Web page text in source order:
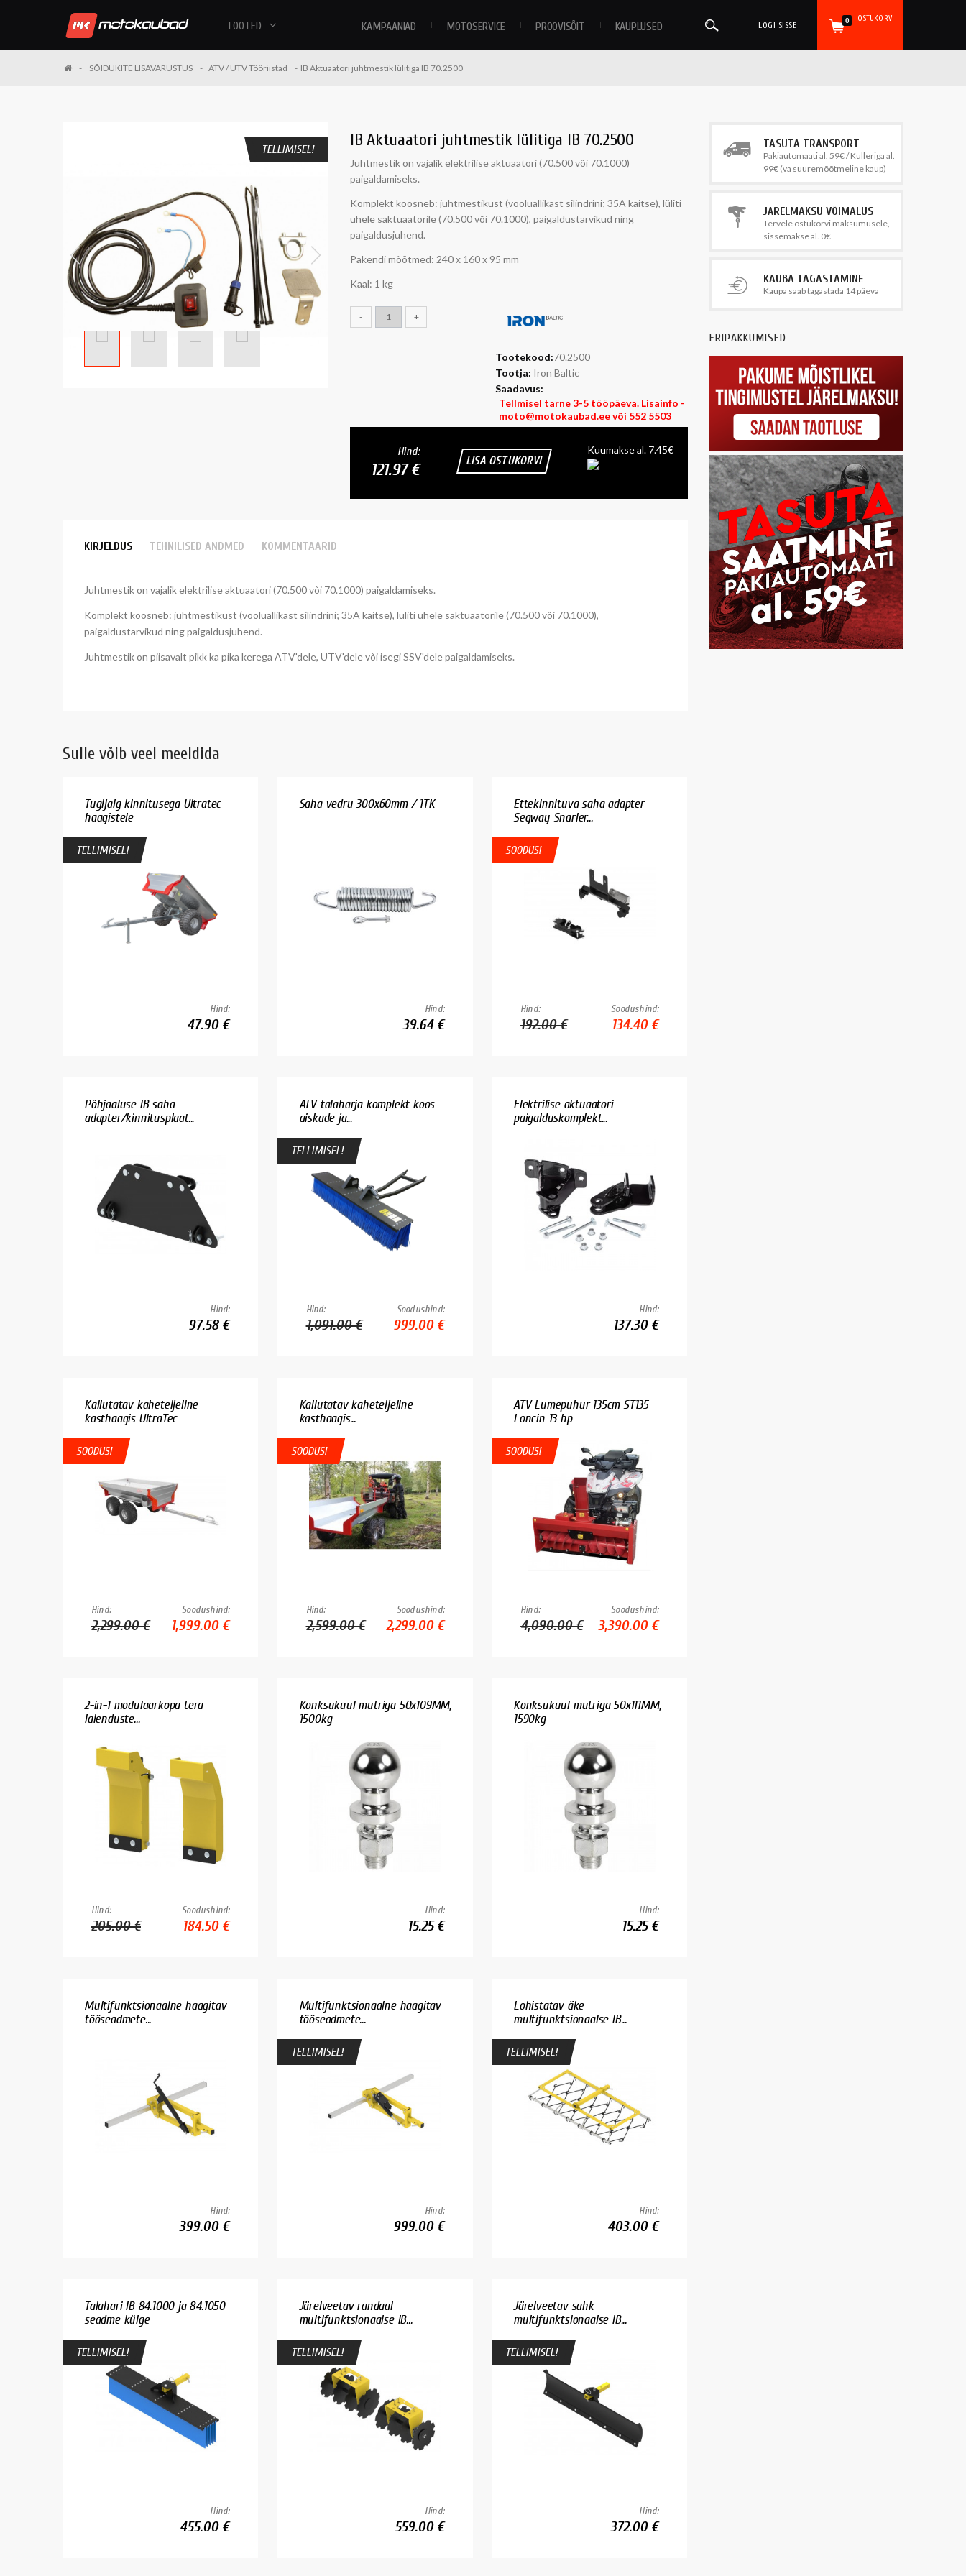
OSTUKORV
0
LOGI SISSE
KAMPAANIAD MOTOSERVICE PROOVISÕIT KAUPLUSED
TOOTED
SÕIDUKITE LISAVARUSTUS ATV / UTV Tööriistad IB Aktuaatori juhtmestik lülitiga IB 70.2500
TASUTA TRANSPORT
Pakiautomaati al. 59€ / Kulleriga al.
99€ (va suuremõõtmeline kaup)
JÄRELMAKSU VÕIMALUS
Tervele ostukorvi maksumusele,
sissemakse al. 0€
KAUBA TAGASTAMINE
Kaupa saab tagastada 14 päeva
ERIPAKKUMISED
TELLIMISEL! IB Aktuaatori juhtmestik lülitiga IB 70.2500
Juhtmestik on vajalik elektrilise aktuaatori (70.500 või 70.1000)
paigaldamiseks.
Komplekt koosneb: juhtmestikust (vooluallikast silindrini; 35A kaitse), lüliti
ühele saktuaatorile (70.500 või 70.1000), paigaldustarvikud ning
paigaldusjuhend.
Pakendi mõõtmed: 240 x 160 x 95 mm
Kaal: 1 kg
Tootekood:70.2500
Tootja: Iron Baltic
Saadavus:
Tellmisel tarne 3-5 tööpäeva. Lisainfo -
moto@motokaubad.ee või 552 5503
- +
Hind:
121.97 €
Kuumakse al. 7.45€
LISA OSTUKORVI
KIRJELDUS TEHNILISED ANDMED KOMMENTAARID
Juhtmestik on vajalik elektrilise aktuaatori (70.500 või 70.1000) paigaldamiseks.
Komplekt koosneb: juhtmestikust (vooluallikast silindrini; 35A kaitse), lüliti ühele saktuaatorile (70.500 või 70.1000),
paigaldustarvikud ning paigaldusjuhend.
Juhtmestik on piisavalt pikk ka pika kerega ATV'dele, UTV'dele või isegi SSV'dele paigaldamiseks.
Sulle võib veel meeldida
Tugijalg kinnitusega Ultratec
haagistele
TELLIMISEL!
Hind:
47.90 €
Saha vedru 300x60mm / 1TK
Hind:
39.64 €
Ettekinnituva saha adapter
Segway Snarler...
SOODUS!
Hind:
192.00 €
Soodushind:
134.40 €
Põhjaaluse IB saha
adapter/kinnitusplaat...
Hind:
97.58 €
ATV talaharja komplekt koos
aiskade ja...
TELLIMISEL!
Hind:
1,091.00 €
Soodushind:
999.00 €
Elektrilise aktuaatori
paigalduskomplekt...
Hind:
137.30 €
Kallutatav kaheteljeline
kasthaagis UltraTec
SOODUS!
Hind:
2,299.00 €
Soodushind:
1,999.00 €
Kallutatav kaheteljeline
kasthaagis...
SOODUS!
Hind:
2,599.00 €
Soodushind:
2,299.00 €
ATV Lumepuhur 135cm ST135
Loncin 13 hp
SOODUS!
Hind:
4,090.00 €
Soodushind:
3,390.00 €
2-in-1 modulaarkopa tera
laienduste...
Hind:
205.00 €
Soodushind:
184.50 €
Konksukuul mutriga 50x109MM,
1500kg
Hind:
15.25 €
Konksukuul mutriga 50x111MM,
1590kg
Hind:
15.25 €
Multifunktsionaalne haagitav
tööseadmete...
Hind:
399.00 €
Multifunktsionaalne haagitav
tööseadmete...
TELLIMISEL!
Hind:
999.00 €
Lohistatav äke
multifunktsionaalse IB...
TELLIMISEL!
Hind:
403.00 €
Talahari IB 84.1000 ja 84.1050
seadme külge
TELLIMISEL!
Hind:
455.00 €
Järelveetav randaal
multifunktsionaalse IB...
TELLIMISEL!
Hind:
559.00 €
Järelveetav sahk
multifunktsionaalse IB...
TELLIMISEL!
Hind:
372.00 €